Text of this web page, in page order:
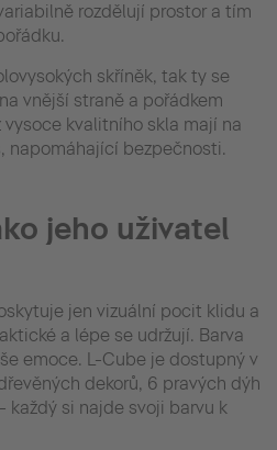
rozdělují prostor a tím
skříněk, tak ty se
vnější straně a pořádkem
kvalitního skla mají na
napomáhající bezpečnosti.
jeho uživatel
jen vizuální pocit klidu a
a lépe se udržují. Barva
emoce. L-Cube je dostupný v
dekorů, 6 pravých dýh
každý si najde svoji barvu k